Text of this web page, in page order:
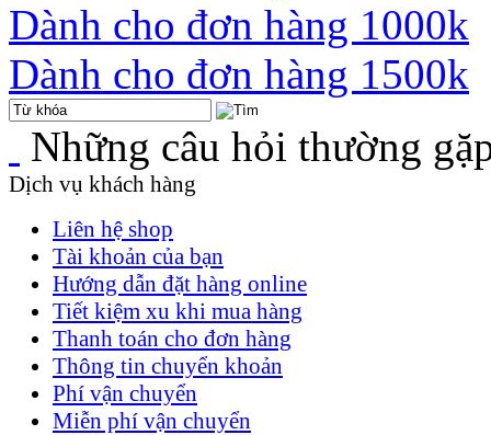
Dành cho đơn hàng 1000k
Dành cho đơn hàng 1500k
Những câu hỏi thường
Dịch vụ khách hàng
Liên hệ shop
Tài khoản của bạn
Hướng dẫn đặt hàng online
Tiết kiệm xu khi mua hàng
Thanh toán cho đơn hàng
Thông tin chuyển khoản
Phí vận chuyển
Miễn phí vận chuyển